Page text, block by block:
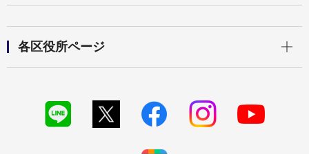
各区役所ページ